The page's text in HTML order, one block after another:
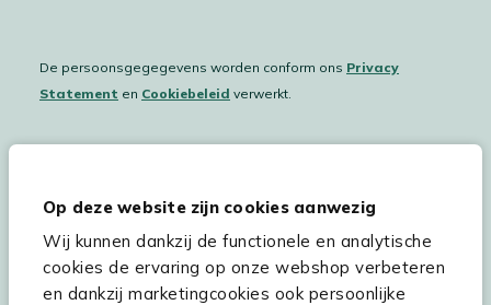
Op deze website zijn cookies aanwezig
Wij kunnen dankzij de functionele en analytische
cookies de ervaring op onze webshop verbeteren
en dankzij marketingcookies ook persoonlijke
De persoonsgegegevens worden conform ons Privacy
Statement en Cookiebeleid verwerkt.
Hulp & service
Assortiment
Kees Smit Tuinmeubelen